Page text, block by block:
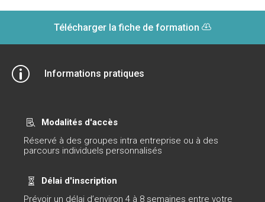
Télécharger la fiche de formation
p Informations pratiques

Modalités d'accès
Réservé à des groupes intra entreprise ou à des
parcours individuels personnalisés

Délai d'inscription
Prévoir un délai d’environ 4 à 8 semaines entre votre